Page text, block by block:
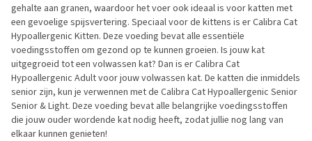
gehalte aan granen, waardoor het voer ook ideaal is voor katten met
een gevoelige spijsvertering. Speciaal voor de kittens is er Calibra Cat
Hypoallergenic Kitten. Deze voeding bevat alle essentiële
voedingsstoffen om gezond op te kunnen groeien. Is jouw kat
uitgegroeid tot een volwassen kat? Dan is er Calibra Cat
Hypoallergenic Adult voor jouw volwassen kat. De katten die inmiddels
senior zijn, kun je verwennen met de Calibra Cat Hypoallergenic Senior
Senior & Light. Deze voeding bevat alle belangrijke voedingsstoffen
die jouw ouder wordende kat nodig heeft, zodat jullie nog lang van
elkaar kunnen genieten!